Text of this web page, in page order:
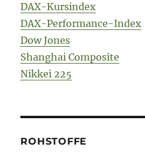
DAX-Kursindex
DAX-Performance-Index
Dow Jones
Shanghai Composite
Nikkei 225
ROHSTOFFE